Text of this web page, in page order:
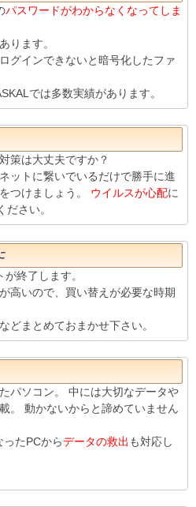
パスワードがわからなくなってしま
ります。
グインできないと暗号化したファ
では多数実績があります。
策は大丈夫ですか？
ットに繋いでいるだけで勝手に進
つけましょう。 ウイルスが心配に
さい。
終了します。
高いので、買い替えが必要な時期
どまとめておまかせ下さい。
パソコン。 中には大切なデータや
。 動かないからと諦めていません
たPCからデータの救出 も対応し